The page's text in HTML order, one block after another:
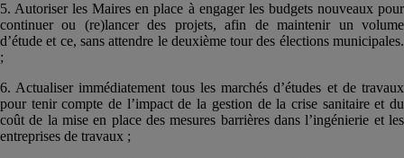
5. Autoriser les Maires en place à engager les budgets nouveaux pour
continuer ou (re)lancer des projets, afin de maintenir un volume
d’étude et ce, sans attendre le deuxième tour des élections municipales.
;
6. Actualiser immédiatement tous les marchés d’études et de travaux
pour tenir compte de l’impact de la gestion de la crise sanitaire et du
coût de la mise en place des mesures barrières dans l’ingénierie et les
entreprises de travaux ;